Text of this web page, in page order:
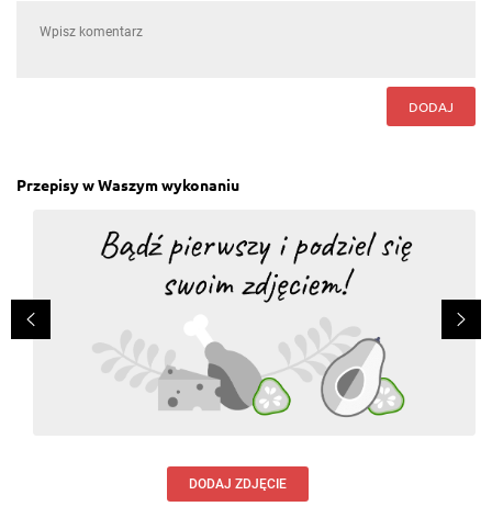
DODAJ
Przepisy w Waszym wykonaniu
DODAJ ZDJĘCIE